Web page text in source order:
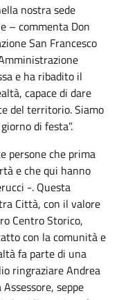
nostra sede
– commenta Don
San Francesco
e ha ribadito il
capace di dare
del territorio. Siamo
di festa”.
persone che prima
e che qui hanno
-. Questa
Città, con il valore
Centro Storico,
con la comunità e
fa parte di una
ringraziare Andrea
seppe